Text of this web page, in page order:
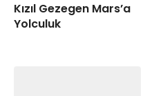
Kızıl Gezegen Mars’a
Yolculuk